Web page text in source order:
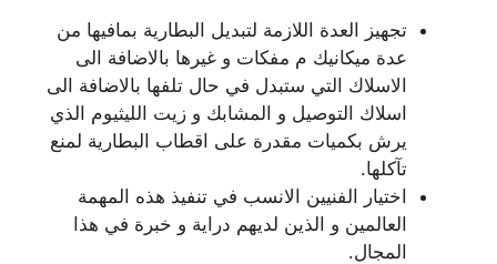
تجهيز العدة اللازمة لتبديل البطارية بمافيها من
عدة ميكانيك م مفكات و غيرها بالاضافة الى
الاسلاك التي ستبدل في حال تلفها بالاضافة الى
اسلاك التوصيل و المشابك و زيت الليثيوم الذي
يرش بكميات مقدرة على اقطاب البطارية لمنع
تآكلها.
اختيار الفنيين الانسب في تنفيذ هذه المهمة
العالمين و الذين لديهم دراية و خبرة في هذا
المجال.